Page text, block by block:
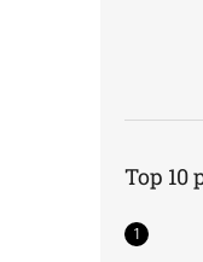
Top 10